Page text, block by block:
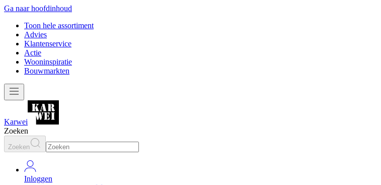
Ga naar hoofdinhoud
Toon hele assortiment
Advies
Klantenservice
Actie
Wooninspiratie
Bouwmarkten
Karwei
Zoeken
Zoeken
Inloggen